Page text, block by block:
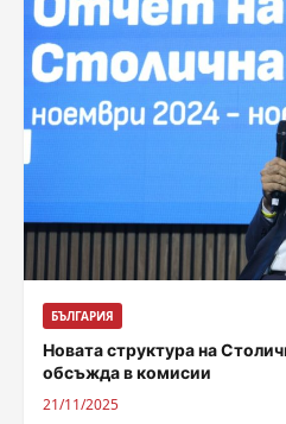
БЪЛГАРИЯ
Новата структура на
обсъжда в комисии
21/11/2025